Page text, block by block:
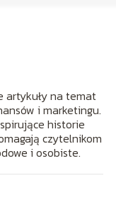
artykuły na temat
i marketingu.
historie
czytelnikom
i osobiste.